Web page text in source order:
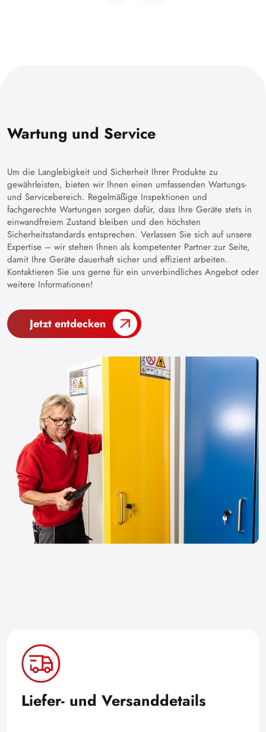
Wartung und Service
Um die Langlebigkeit und Sicherheit Ihrer Produkte zu
gewährleisten, bieten wir Ihnen einen umfassenden Wartungs-
und Servicebereich. Regelmäßige Inspektionen und
fachgerechte Wartungen sorgen dafür, dass Ihre Geräte stets in
einwandfreiem Zustand bleiben und den höchsten
Sicherheitsstandards entsprechen. Verlassen Sie sich auf unsere
Expertise – wir stehen Ihnen als kompetenter Partner zur Seite,
damit Ihre Geräte dauerhaft sicher und effizient arbeiten.
Kontaktieren Sie uns gerne für ein unverbindliches Angebot oder
weitere Informationen!
Jetzt entdecken
Liefer- und Versanddetails